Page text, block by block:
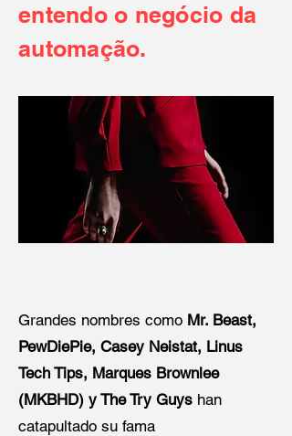
entendo o negócio da
automação.
Grandes nombres como Mr. Beast,
PewDiePie, Casey Neistat, Linus
Tech Tips, Marques Brownlee
(MKBHD) y The Try Guys han
catapultado su fama